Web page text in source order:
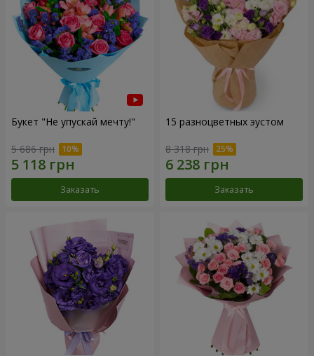
Букет "Не упускай мечту!"
5 686 грн
Заказать
15 разноцветных эустом
8 318 грн
Заказать